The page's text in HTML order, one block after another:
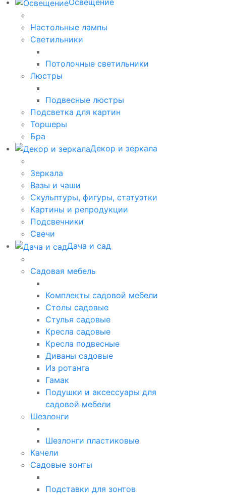
Освещение
Настольные лампы
Светильники
Потолочные светильники
Люстры
Подвесные люстры
Подсветка для картин
Торшеры
Бра
Декор и зеркала
Зеркала
Вазы и чаши
Скульптуры, фигуры, статуэтки
Картины и репродукции
Подсвечники
Свечи
Дача и сад
Садовая мебель
Комплекты садовой мебели
Столы садовые
Стулья садовые
Кресла садовые
Кресла подвесные
Диваны садовые
Из ротанга
Гамак
Подушки и аксессуары для
садовой мебели
Шезлонги
Шезлонги пластиковые
Качели
Садовые зонты
Подставки для зонтов